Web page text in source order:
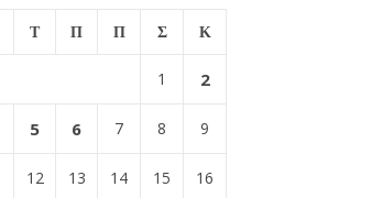
Τ Π Π Σ Κ
1 2
5 6 7 8 9
12 13 14 15 16